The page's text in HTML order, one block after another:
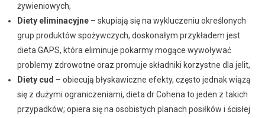
żywieniowych,
Diety eliminacyjne– skupiają się na wykluczeniu określonych
grup produktów spożywczych, doskonałym przykładem jest
dieta GAPS, która eliminuje pokarmy mogące wywoływać
problemy zdrowotne oraz promuje składniki korzystne dla jelit,
Diety cud – obiecują błyskawiczne efekty, często jednak wiążą
się z dużymi ograniczeniami, dieta dr Cohena to jeden z takich
przypadków; opiera się na osobistych planach posiłków i ścisłej